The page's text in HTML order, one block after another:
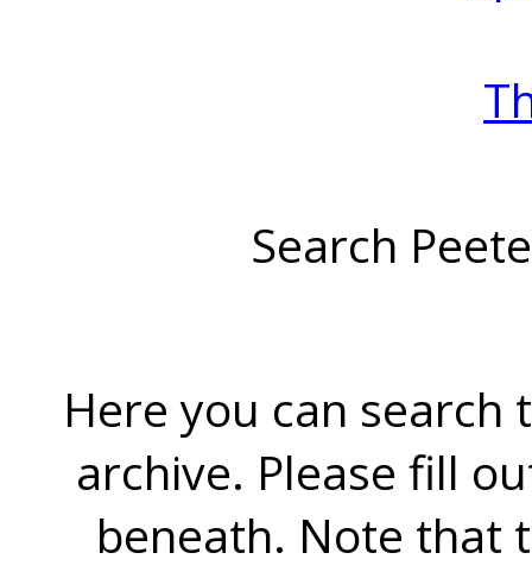
Search
Here you can search
archive. Please fill
beneath. Note that